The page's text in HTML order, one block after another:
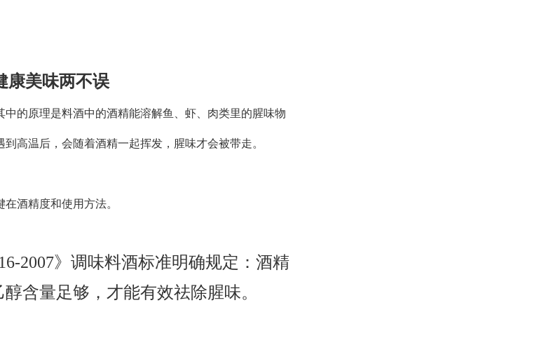
康美味两不误
中的原理是料酒中的酒精能溶解鱼、虾、肉类里的腥味物
高温后，会随着酒精一起挥发，腥味才会被带走。
酒精度和使用方法。
2007》调味料酒标准明确规定：酒精
醇含量足够，才能有效祛除腥味。